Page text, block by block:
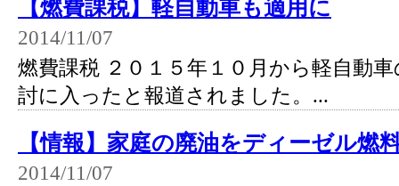
【燃費課税】軽自動車も適用に
2014/11/07
燃費課税 ２０１５年１０月から軽自動
討に入ったと報道されました。...
【情報】家庭の廃油をディーゼル燃
2014/11/07